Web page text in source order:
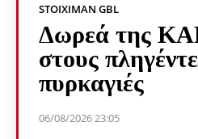
STOIXIMAN GBL
Δωρεά της
στους
πυρκαγιές
06/08/2026 23:05